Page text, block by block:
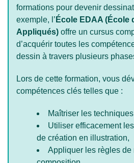
formations pour devenir
exemple, l’ École EDAA (École
Appliqués) offre un cursus
d’acquérir toutes les
dessin à travers plusieurs
Lors de cette formation, vous
compétences clés telles que :
Maîtriser les
Utiliser efficacement
de création en illustration,
Appliquer les règles de